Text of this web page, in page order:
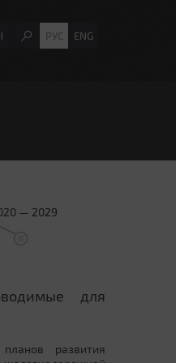
РУС ENG
— 2029
для
развития